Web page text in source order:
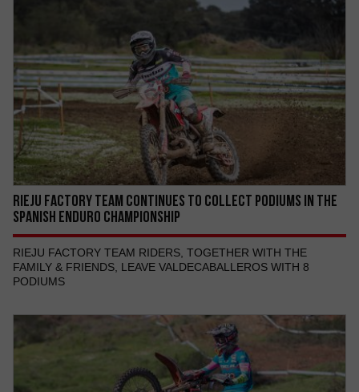
RIEJU FACTORY TEAM CONTINUES TO COLLECT PODIUMS IN THE
SPANISH ENDURO CHAMPIONSHIP
RIEJU FACTORY TEAM RIDERS, TOGETHER WITH THE
FAMILY & FRIENDS, LEAVE VALDECABALLEROS WITH 8
PODIUMS